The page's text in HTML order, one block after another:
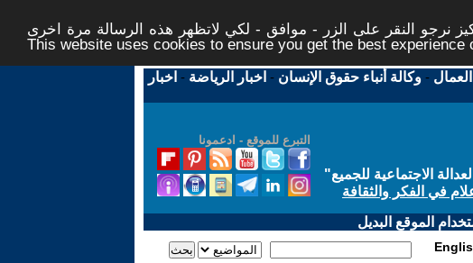
نرجو النقر على الزر - موافق - لكي لاتظهر هذه الرسالة مرة اخرى -
This website uses cookies to ensure you get the best experience
العمال -وكالة أنباء حقوق الإنسان - اخبار الرياضة - اخبار
التبرع للموقع - ادعمونا
الاجتماعية للجميع"
في الفكر والثقافة
الموقع البديل